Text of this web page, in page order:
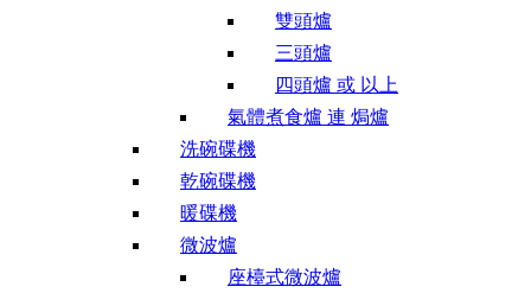
雙頭爐
三頭爐
四頭爐 或 以上
氣體煮食爐 連 焗爐
洗碗碟機
乾碗碟機
暖碟機
微波爐
座檯式微波爐